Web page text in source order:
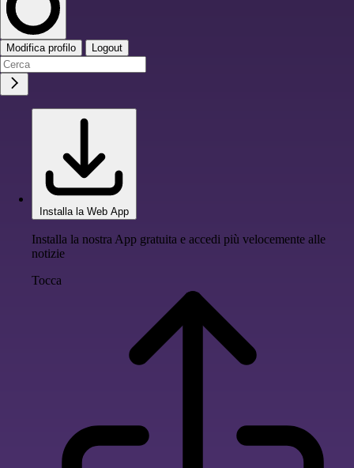
Modifica profilo Logout
Installa la Web App
Installa la nostra App gratuita e accedi più velocemente alle
notizie
Tocca